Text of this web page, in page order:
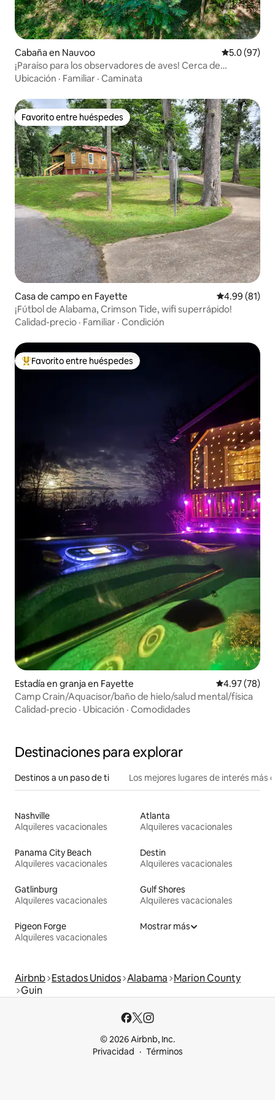
Cabaña en Nauvoo Calificación
5.0 (97)
¡Paraíso para los observadores de aves! Cerca de
Bankhead y Sipsey.
Ubicación · Familiar · Caminata
Favorito entre huéspedes
Favorito entre huéspedes
Casa de campo en Fayette Calificación
4.99 (81)
¡Fútbol de Alabama, Crimson Tide, wifi superrápido!
Calidad-precio · Familiar · Condición
Favorito entre huéspedes preferido
Favorito entre huéspedes
Estadía en granja en Fayette Calificación
4.97 (78)
Camp Crain/Aquacisor/baño de hielo/salud mental/física
Calidad-precio · Ubicación · Comodidades
Destinaciones para explorar
Destinos a un paso de ti Los mejores lugares de interés más
Nashville
Alquileres vacacionales
Atlanta
Alquileres vacacionales
Panama City Beach
Alquileres vacacionales
Destin
Alquileres vacacionales
Gatlinburg
Alquileres vacacionales
Gulf Shores
Alquileres vacacionales
Pigeon Forge
Alquileres vacacionales
Mostrar más
Airbnb Estados Unidos Alabama Marion County
Guin
© 2026 Airbnb, Inc.
Privacidad
Términos